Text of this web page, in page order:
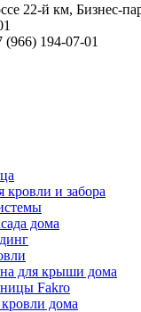
22-й км, Бизнес-
194-07-01
кровли и забора
дома
для крыши дома
Fakro
дома